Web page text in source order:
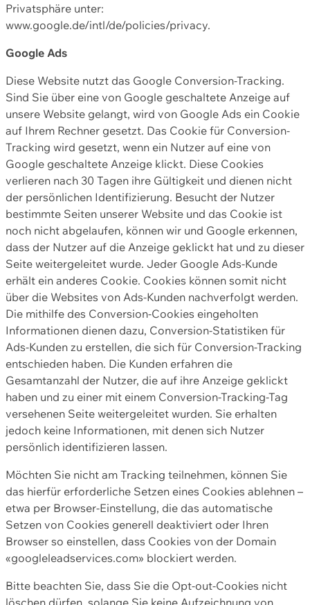
Privatsphäre unter:
www.google.de/intl/de/policies/privacy.
Google Ads
Diese Website nutzt das Google Conversion-Tracking.
Sind Sie über eine von Google geschaltete Anzeige auf
unsere Website gelangt, wird von Google Ads ein Cookie
auf Ihrem Rechner gesetzt. Das Cookie für Conversion-
Tracking wird gesetzt, wenn ein Nutzer auf eine von
Google geschaltete Anzeige klickt. Diese Cookies
verlieren nach 30 Tagen ihre Gültigkeit und dienen nicht
der persönlichen Identifizierung. Besucht der Nutzer
bestimmte Seiten unserer Website und das Cookie ist
noch nicht abgelaufen, können wir und Google erkennen,
dass der Nutzer auf die Anzeige geklickt hat und zu dieser
Seite weitergeleitet wurde. Jeder Google Ads-Kunde
erhält ein anderes Cookie. Cookies können somit nicht
über die Websites von Ads-Kunden nachverfolgt werden.
Die mithilfe des Conversion-Cookies eingeholten
Informationen dienen dazu, Conversion-Statistiken für
Ads-Kunden zu erstellen, die sich für Conversion-Tracking
entschieden haben. Die Kunden erfahren die
Gesamtanzahl der Nutzer, die auf ihre Anzeige geklickt
haben und zu einer mit einem Conversion-Tracking-Tag
versehenen Seite weitergeleitet wurden. Sie erhalten
jedoch keine Informationen, mit denen sich Nutzer
persönlich identifizieren lassen.
Möchten Sie nicht am Tracking teilnehmen, können Sie
das hierfür erforderliche Setzen eines Cookies ablehnen –
etwa per Browser-Einstellung, die das automatische
Setzen von Cookies generell deaktiviert oder Ihren
Browser so einstellen, dass Cookies von der Domain
«googleleadservices.com» blockiert werden.
Bitte beachten Sie, dass Sie die Opt-out-Cookies nicht